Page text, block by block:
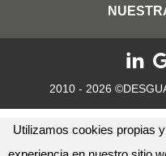
Utilizamos cookies propias
2010 - 2026